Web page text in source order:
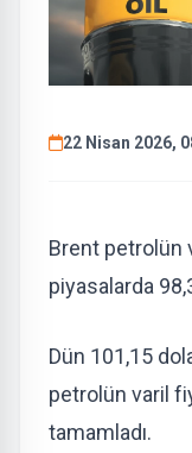
22 Nisan 2026,
Brent petrolün
piyasalarda
Dün 101,15
petrolün varil
tamamladı.